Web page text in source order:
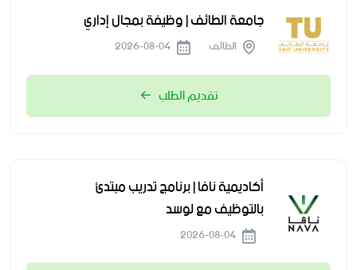
جامعة الطائف | وظيفة بمجال إداري
الطائف
تقديم الطلب
أكاديمية نافا | برنامج تدريب مبتدئ
بالتوظيف مع لوسد